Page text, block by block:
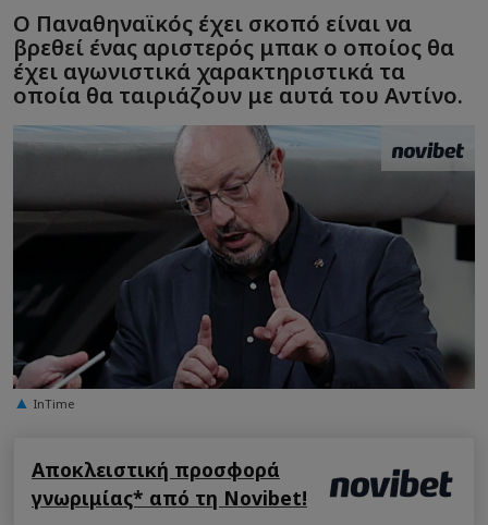
Ο Παναθηναϊκός έχει σκοπό είναι να
βρεθεί ένας αριστερός μπακ ο οποίος θα
έχει αγωνιστικά χαρακτηριστικά τα
οποία θα ταιριάζουν με αυτά του Αντίνο.
InTime
Αποκλειστική προσφορά
γνωριμίας* από τη Novibet!